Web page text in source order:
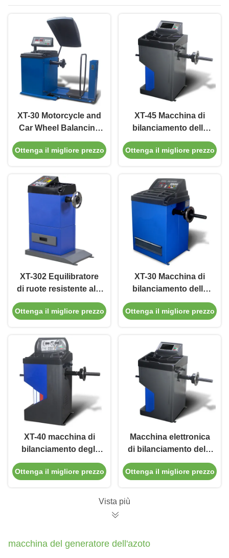
XT-30 Motorcycle and
Car Wheel Balancing
Machine 6-18bar con
installazione veloce
Ottenga il migliore prezzo
XT-45 Macchina di
bilanciamento delle
ruote ad alta
precisione 110V/220V
automobilistica
Ottenga il migliore prezzo
XT-302 Equilibratore
di ruote resistente alla
corrosione per moto
Ottenga il migliore prezzo
XT-30 Macchina di
bilanciamento delle
ruote di motociclette e
auto con installazione
Ottenga il migliore prezzo
XT-40 macchina di
bilanciamento degli
pneumatici
professionale 220W
Ottenga il migliore prezzo
Macchina elettronica
di bilanciamento delle
ruote per la
riparazione dei
Ottenga il migliore prezzo
Vista più
macchina del generatore dell'azoto